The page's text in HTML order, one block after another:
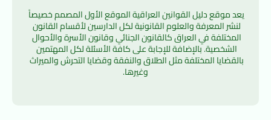
وغيرها.